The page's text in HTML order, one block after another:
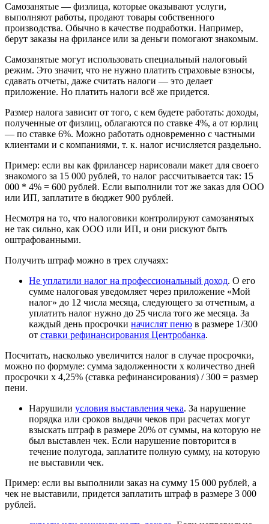
Самозанятые — физлица, которые оказывают услуги,
выполняют работы, продают товары собственного
производства. Обычно в качестве подработки. Например,
берут заказы на фрилансе или за деньги помогают знакомым.
Самозанятые могут использовать специальный налоговый
режим. Это значит, что не нужно платить страховые взносы,
сдавать отчеты, даже считать налоги — это делает
приложение. Но платить налоги всё же придется.
Размер налога зависит от того, с кем будете работать: доходы,
полученные от физлиц, облагаются по ставке 4%, а от юрлиц
— по ставке 6%. Можно работать одновременно с частными
клиентами и с компаниями, т. к. налог исчисляется раздельно.
Пример: если вы как фрилансер нарисовали макет для своего
знакомого за 15 000 рублей, то налог рассчитывается так: 15
000 * 4% = 600 рублей. Если выполнили тот же заказ для ООО
или ИП, заплатите в бюджет 900 рублей.
Несмотря на то, что налоговики контролируют самозанятых
не так сильно, как ООО или ИП, и они рискуют быть
оштрафованными.
Получить штраф можно в трех случаях:
Не уплатили налог на профессиональный доход. О его
сумме налоговая уведомляет через приложение «Мой
налог» до 12 числа месяца, следующего за отчетным, а
уплатить налог нужно до 25 числа того же месяца. За
каждый день просрочки начислят пеню в размере 1/300
от ставки рефинансирования Центробанка.
Посчитать, насколько увеличится налог в случае просрочки,
можно по формуле: сумма задолженности х количество дней
просрочки х 4,25% (ставка рефинансирования) / 300 = размер
пени.
Нарушили условия выставления чека. За нарушение
порядка или сроков выдачи чеков при расчетах могут
взыскать штраф в размере 20% от суммы, на которую не
был выставлен чек. Если нарушение повторится в
течение полугода, заплатите полную сумму, на которую
не выставили чек.
Пример: если вы выполнили заказ на сумму 15 000 рублей, а
чек не выставили, придется заплатить штраф в размере 3 000
рублей.